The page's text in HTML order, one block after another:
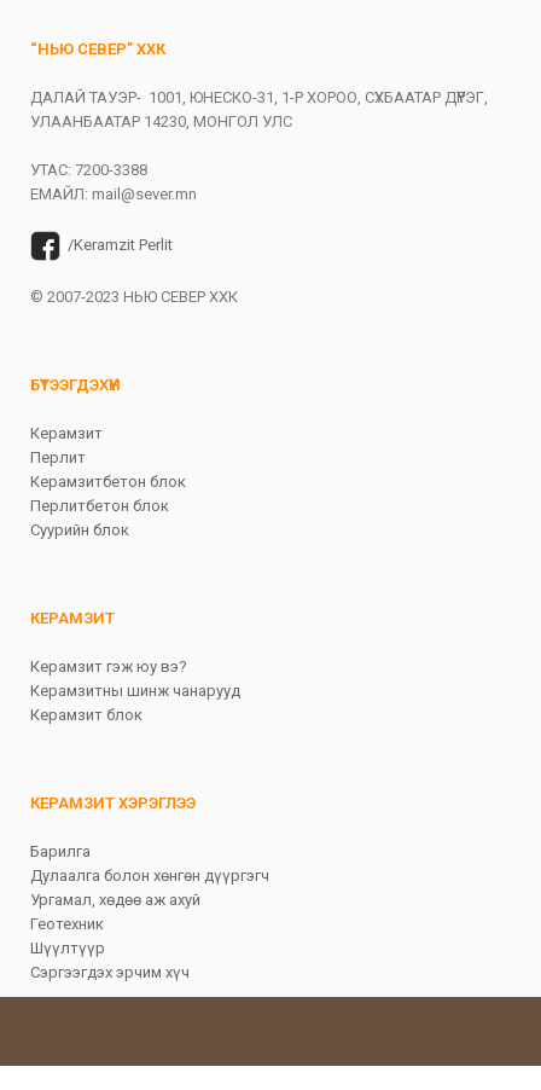
“НЬЮ СЕВЕР” ХХК
ДАЛАЙ ТАУЭР- 1001, ЮНЕСКО-31, 1-Р ХОРОО, СҮХБААТАР ДҮҮРЭГ,
УЛААНБААТАР 14230, МОНГОЛ УЛС
УТАС: 7200-3388
ЕМАЙЛ: mail@sever.mn
/Keramzit Perlit
© 2007-2023 НЬЮ СЕВЕР ХХК
БҮТЭЭГДЭХҮҮН
Керамзит
Перлит
Керамзитбетон блок
Перлитбетон блок
Суурийн блок
КЕРАМЗИТ
Керамзит гэж юу вэ?
Керамзитны шинж чанарууд
Керамзит блок
КЕРАМЗИТ ХЭРЭГЛЭЭ
Барилга
Дулаалга болон хөнгөн дүүргэгч
Ургамал, хөдөө аж ахуй
Геотехник
Шүүлтүүр
Сэргээгдэх эрчим хүч